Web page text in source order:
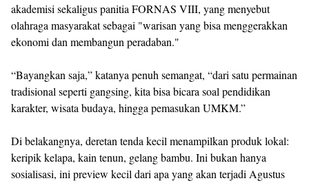
akademisi sekaligus panitia FORNAS VIII, yang menyebut
olahraga masyarakat sebagai "warisan yang bisa menggerakkan
ekonomi dan membangun peradaban."
“Bayangkan saja,” katanya penuh semangat, “dari satu permainan
tradisional seperti gangsing, kita bisa bicara soal pendidikan
karakter, wisata budaya, hingga pemasukan UMKM.”
Di belakangnya, deretan tenda kecil menampilkan produk lokal:
keripik kelapa, kain tenun, gelang bambu. Ini bukan hanya
sosialisasi, ini preview kecil dari apa yang akan terjadi Agustus